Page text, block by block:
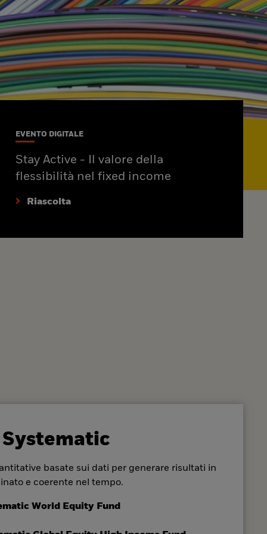
EVENTO DIGITALE
Stay Active - Il valore della
flessibilità nel fixed income
Riascolta
Systematic
basate sui dati per generare risultati in
e coerente nel tempo.
World Equity Fund